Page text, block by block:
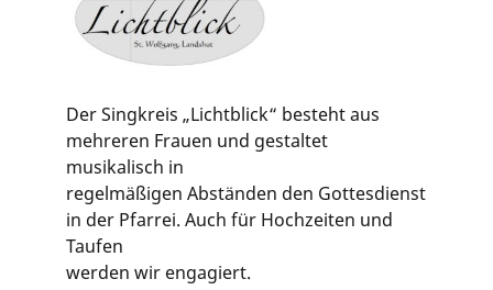
Der Singkreis „Lichtblick“ besteht aus
mehreren Frauen und gestaltet
musikalisch in
regelmäßigen Abständen den Gottesdienst
in der Pfarrei. Auch für Hochzeiten und
Taufen
werden wir engagiert.